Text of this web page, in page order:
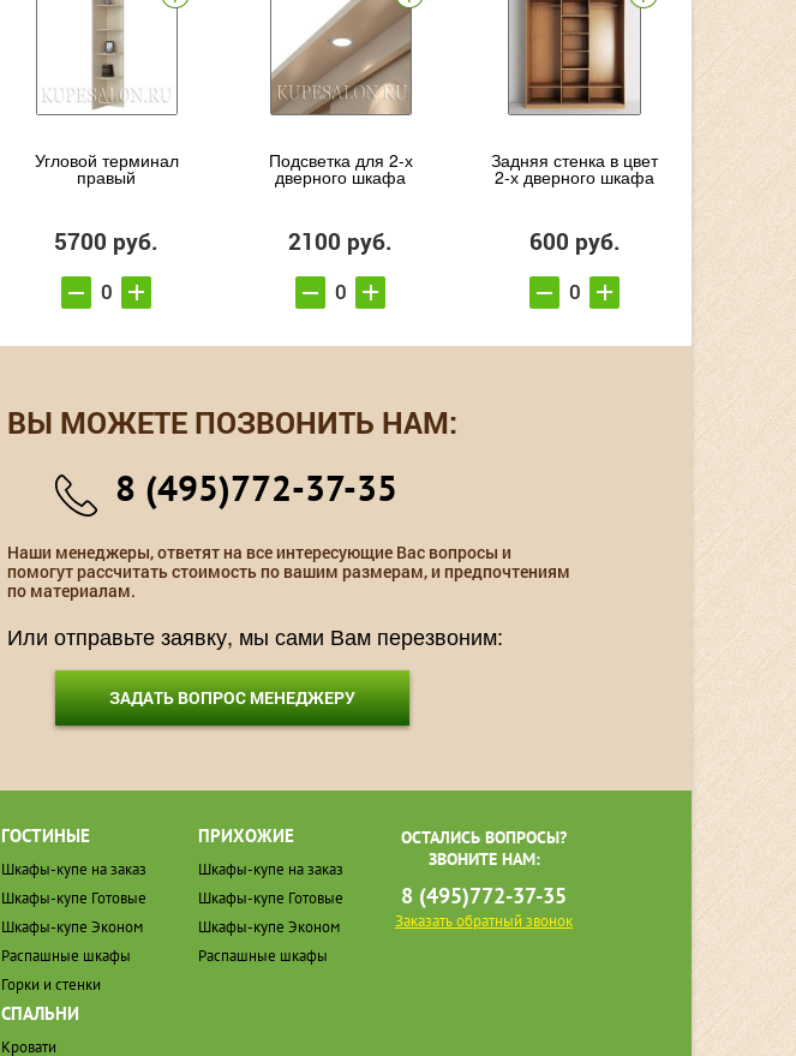
Угловой терминал
правый
5700 руб.
Подсветка для 2-х
дверного шкафа
2100 руб.
Задняя стенка в цвет
2-х дверного шкафа
600 руб.
ВЫ МОЖЕТЕ ПОЗВОНИТЬ НАМ:
8 (495)772-37-35
Наши менеджеры, ответят на все интересующие Вас вопросы и
помогут рассчитать стоимость по вашим размерам, и предпочтениям
по материалам.
Или отправьте заявку, мы сами Вам перезвоним:
ЗАДАТЬ ВОПРОС МЕНЕДЖЕРУ
ГОСТИНЫЕ
Шкафы-купе на заказ
Шкафы-купе Готовые
Шкафы-купе Эконом
Распашные шкафы
Горки и стенки
СПАЛЬНИ
Кровати
ПРИХОЖИЕ
Шкафы-купе на заказ
Шкафы-купе Готовые
Шкафы-купе Эконом
Распашные шкафы
ОСТАЛИСЬ ВОПРОСЫ?
ЗВОНИТЕ НАМ:
8 (495)772-37-35
Заказать обратный звонок